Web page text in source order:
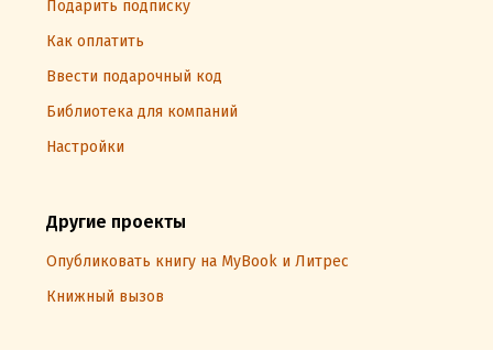
Подарить подписку
Как оплатить
Ввести подарочный код
Библиотека для компаний
Настройки
Другие проекты
Опубликовать книгу на MyBook и Литрес
Книжный вызов